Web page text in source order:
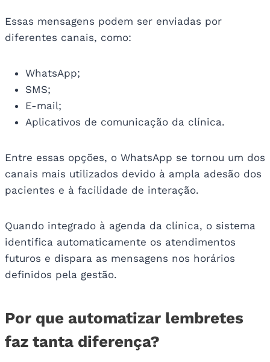
Essas mensagens podem ser enviadas por
diferentes canais, como:
WhatsApp;
SMS;
E-mail;
Aplicativos de comunicação da clínica.
Entre essas opções, o WhatsApp se tornou um dos
canais mais utilizados devido à ampla adesão dos
pacientes e à facilidade de interação.
Quando integrado à agenda da clínica, o sistema
identifica automaticamente os atendimentos
futuros e dispara as mensagens nos horários
definidos pela gestão.
Por que automatizar lembretes
faz tanta diferença?